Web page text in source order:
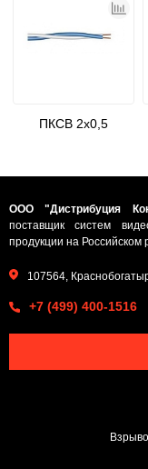
ПКСВ 2х0,5
ООО "Дистрибуция
поставщик систем
продукции на Российском
107564,
+7 (499) 400-1516